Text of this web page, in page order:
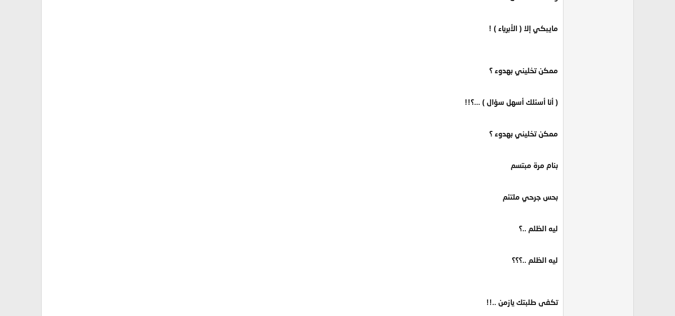
مايبكي إلا ( الأبرياء ) !
ممكن تخليني بهدوء ؟
( أنا أسئلك أسهل سؤال ) ...؟!!
ممكن تخليني بهدوء ؟
بنام مرة مبتسم
بحس جرحي ملتئم
ليه الظلم ..؟
ليه الظلم ..؟؟؟
تكفى طلبتك يازمن ..!!